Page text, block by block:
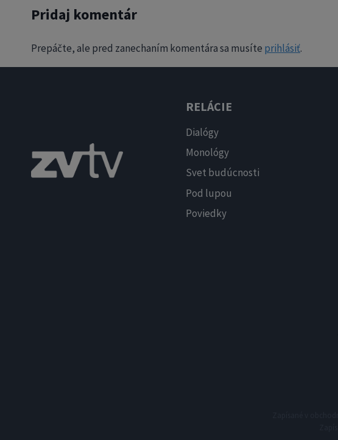
Pridaj komentár
Prepáčte, ale pred zanechaním komentára sa musíte prihlásiť.
RELÁCIE
Dialógy
Monológy
Svet budúcnosti
Pod lupou
Poviedky